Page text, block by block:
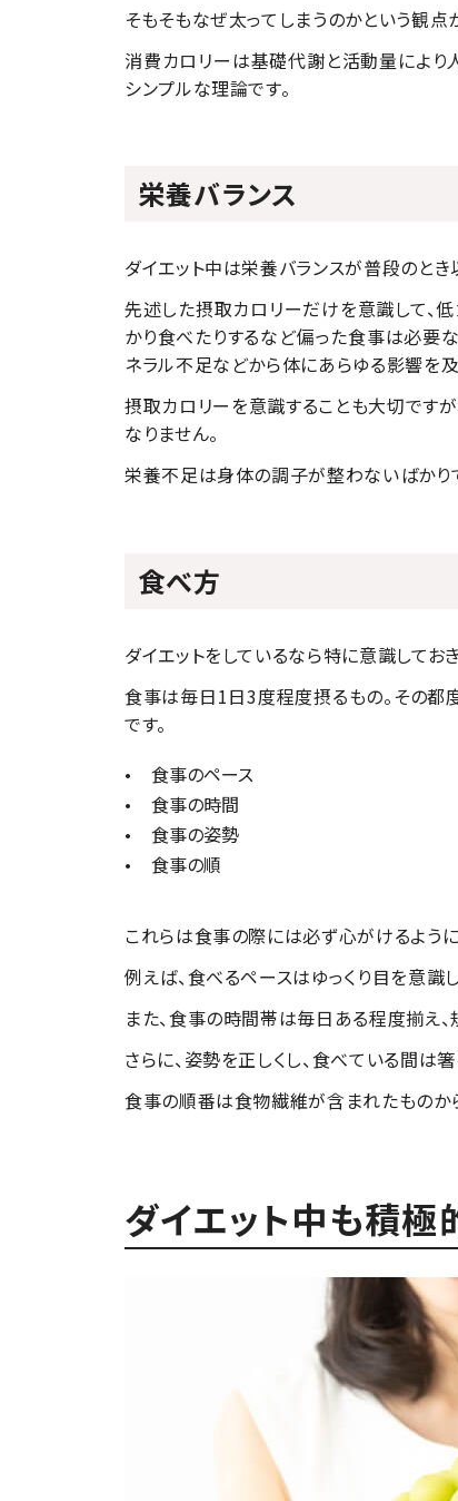
そもそもなぜ太ってしまうのかという観点
消費カロリーは基礎代謝と活動量により
シンプルな理論です。
栄養バランス
ダイエット中は栄養バランスが普段のとき
先述した摂取カロリーだけを意識して、
かり食べたりするなど偏った食事は必要
ネラル不足などから体にあらゆる影響を及
摂取カロリーを意識することも大切です
なりません。
栄養不足は身体の調子が整わないばかり
食べ方
ダイエットをしているなら特に意識してお
食事は毎日1日3度程度摂るもの。その都
です。
食事のペース
食事の時間
食事の姿勢
食事の順
これらは食事の際には必ず心がけるように
例えば、食べるペースはゆっくり目を意識
また、食事の時間帯は毎日ある程度揃え、
さらに、姿勢を正しくし、食べている間は
食事の順番は食物繊維が含まれたものか
ダイエット中も積